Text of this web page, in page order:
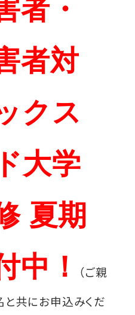
者・
者対
クス
大学
夏期
中！
（ご親
共にお申込みくだ